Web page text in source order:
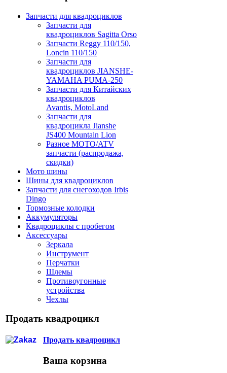
Запчасти для квадроциклов
Запчасти для
квадроциклов Sagitta Orso
Запчасти Reggy 110/150,
Loncin 110/150
Запчасти для
квадроциклов JIANSHE-
YAMAHA PUMA-250
Запчасти для Китайских
квадроциклов
Avantis, MotoLand
Запчасти для
квадроцикла Jianshe
JS400 Mountain Lion
Разное МОТО/ATV
запчасти (распродажа,
скидки)
Мото шины
Шины для квадроциклов
Запчасти для снегоходов Irbis
Dingo
Тормозные колодки
Аккумуляторы
Квадроциклы с пробегом
Аксессуары
Зеркала
Инструмент
Перчатки
Шлемы
Противоугонные
устройства
Чехлы
Продать квадроцикл
Продать квадроцикл
Ваша корзина